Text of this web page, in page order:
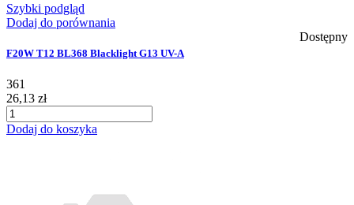
Szybki podgląd
Dodaj do porównania
Dostępny
F20W T12 BL368 Blacklight G13 UV-A
361
26,13 zł
Dodaj do koszyka